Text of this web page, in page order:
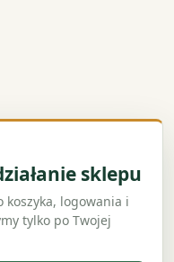
sklepu
koszyka, logowania i
tylko po Twojej